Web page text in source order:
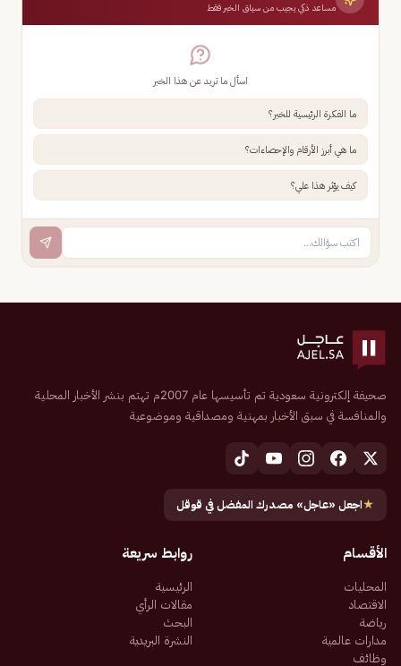
مساعد ذكي يجيب من سياق الخبر فقط
اسأل ما تريد عن هذا الخبر
ما الفكرة الرئيسية للخبر؟
ما هي أبرز الأرقام والإحصاءات؟
كيف يؤثر هذا علي؟
صحيفة إلكترونية سعودية تم تأسيسها عام 2007م تهتم بنشر الأخبار المحلية
والمنافسة في سبق الأخبار بمهنية ومصداقية وموضوعية
★اجعل «عاجل» مصدرك المفضل في قوقل
الأقسام
المحليات
الاقتصاد
رياضة
مدارات عالمية
وظائف
روابط سريعة
الرئيسية
مقالات الرأي
البحث
النشرة البريدية